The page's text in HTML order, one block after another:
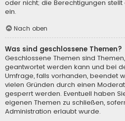
oder nicht; die Berechtigungen
ein.
Nach oben
Was sind geschlossene Themen?
Geschlossene Themen sind
geantwortet werden kann und bei
Umfrage, falls vorhanden, beendet
vielen Gründen durch einen
gesperrt werden. Eventuell haben
eigenen Themen zu schließen,
Administration erlaubt wurde.